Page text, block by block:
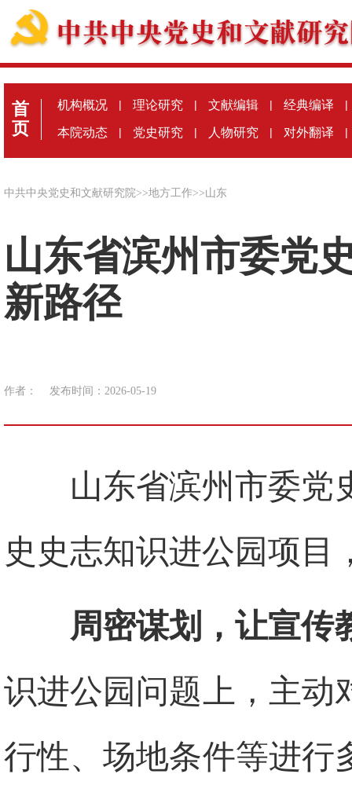
首
页
机构概况 | 理论研究 | 文献编辑 | 经典编译 |
本院动态 | 党史研究 | 人物研究 | 对外翻译 |
中共中央党史和文献研究院>>地方工作>>山东
山东省滨州市委党
新路径
作者： 发布时间：2026-05-19
山东省滨州市委党
史史志知识进公园项目
周密谋划，让宣传
识进公园问题上，主动
行性、场地条件等进行